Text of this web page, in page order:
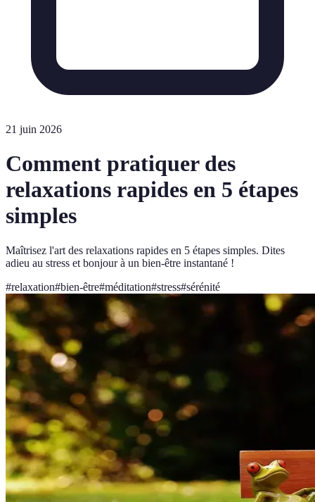
21 juin 2026
Comment pratiquer des
relaxations rapides en 5 étapes
simples
Maîtrisez l'art des relaxations rapides en 5 étapes simples. Dites
adieu au stress et bonjour à un bien-être instantané !
#relaxation#bien-être#méditation#stress#sérénité